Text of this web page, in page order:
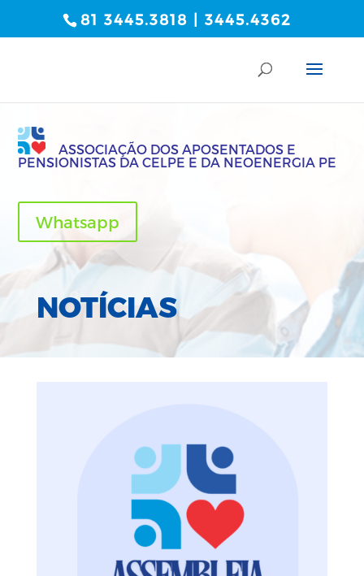
81 3445.3818 | 3445.4362
ASSOCIAÇÃO DOS APOSENTADOS E
PENSIONISTAS DA CELPE E DA NEOENERGIA PE
Whatsapp
NOTÍCIAS